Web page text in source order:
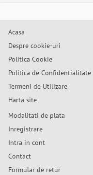
Acasa
Despre cookie-uri
Politica Cookie
Politica de Confidentialitate
Termeni de Utilizare
Harta site
Modalitati de plata
Inregistrare
Intra in cont
Contact
Formular de retur